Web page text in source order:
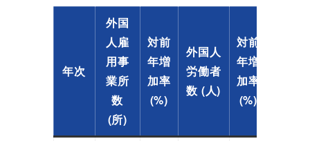
年次
外国
人雇
用事
業所
数
(所)
対前
年増
加率
(%)
外国人
労働者
数 (人)
対前
年増
加率
(%)